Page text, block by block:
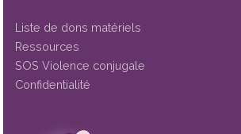
Liste de dons matériels
Ressources
SOS Violence conjugale
Confidentialité